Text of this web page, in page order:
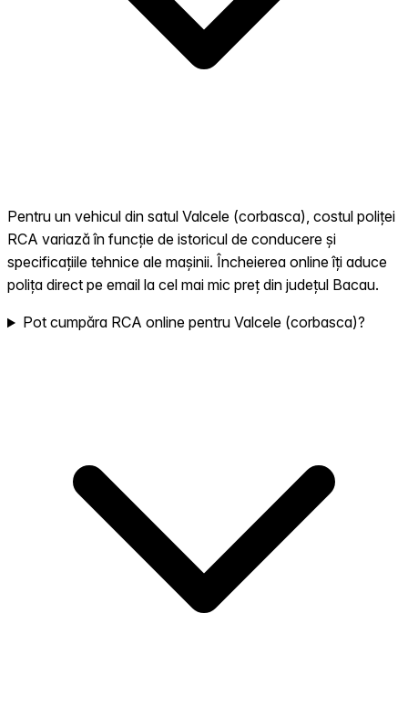
Pentru un vehicul din satul Valcele (corbasca), costul poliței
RCA variază în funcție de istoricul de conducere și
specificațiile tehnice ale mașinii. Încheierea online îți aduce
polița direct pe email la cel mai mic preț din județul Bacau.
Pot cumpăra RCA online pentru Valcele (corbasca)?